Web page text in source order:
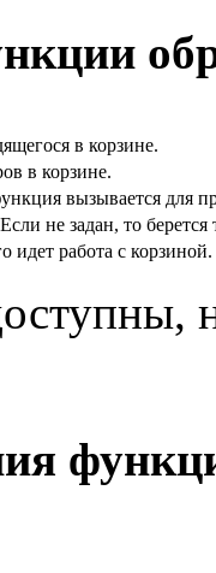
в корзине.
в корзине.
вызывается для
не задан, то
идет работа с